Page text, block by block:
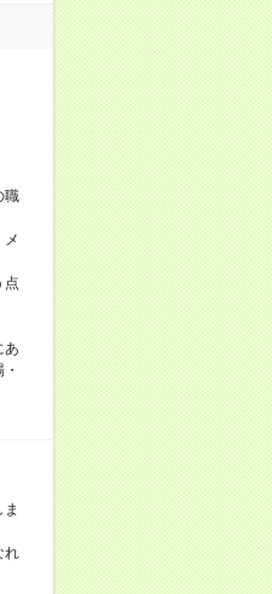
職
メ
点
あ
れ